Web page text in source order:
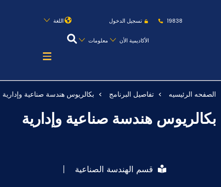
19838 تسجيل الدخول اللغة
الأكاديمية الأن معلومات
عن الأكاديمية
النقل البحري
الدراسات الأكاديمية
المجمعات
الصفحه الرئيسيه تفاصيل البرنامج بكالريوس هندسة صناعية وإدارية
بكالريوس هندسة صناعية وإدارية
قسم الهندسة الصناعية